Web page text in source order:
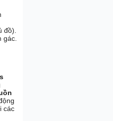
đồ).
gác.
các